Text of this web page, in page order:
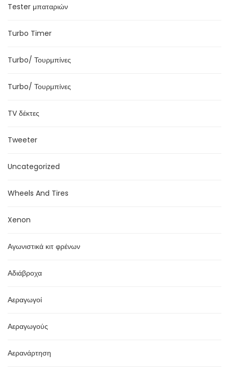
Tester μπαταριών
Turbo Timer
Turbo/ Τουρμπίνες
Turbo/ Τουρμπίνες
TV δέκτες
Tweeter
Uncategorized
Wheels And Tires
Xenon
Αγωνιστικά κιτ φρένων
Αδιάβροχα
Αεραγωγοί
Αεραγωγούς
Αερανάρτηση